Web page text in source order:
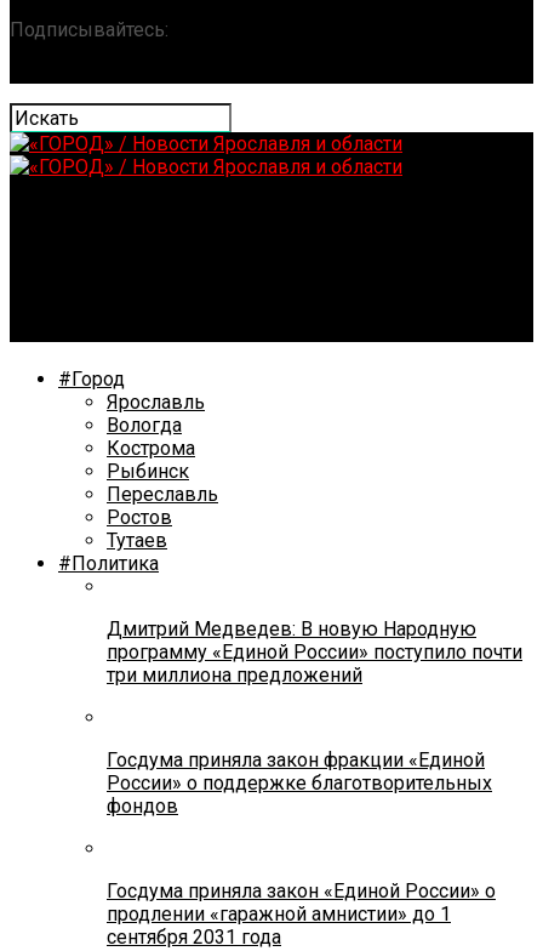
Подписывайтесь:
#Город
Ярославль
Вологда
Кострома
Рыбинск
Переславль
Ростов
Тутаев
#Политика
Дмитрий Медведев: В новую Народную
программу «Единой России» поступило почти
три миллиона предложений
Госдума приняла закон фракции «Единой
России» о поддержке благотворительных
фондов
Госдума приняла закон «Единой России» о
продлении «гаражной амнистии» до 1
сентября 2031 года